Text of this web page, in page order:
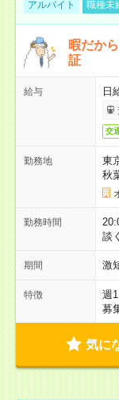
アルバイト 職種未
暇だか
証
給与 日
交
勤務地
東
秋
勤務時間
談
期間 激
特徴 週
募
気に